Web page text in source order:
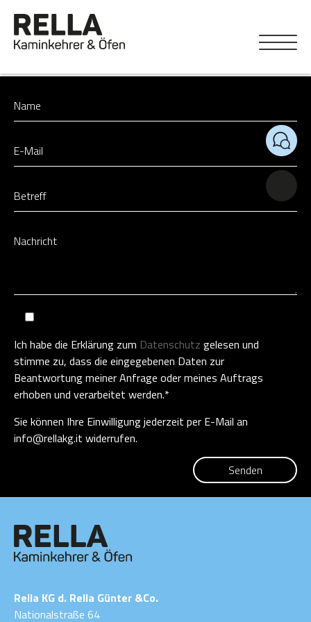
Ich habe die Erklärung zum Datenschutz gelesen und
stimme zu, dass die eingegebenen Daten zur
Beantwortung meiner Anfrage oder meines Auftrags
erhoben und verarbeitet werden.*
Sie können Ihre Einwilligung jederzeit per E-Mail an
info@rellakg.it widerrufen.
Rella KG d. Rella Günter &Co.
Nationalstraße 64